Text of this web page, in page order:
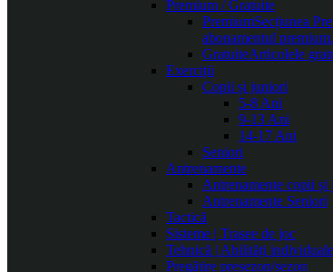
Premium / Gratuite
PremiumSecțiunea
abonamentul premium.
GratuiteArticolele
Exerciții
Copii și juniori
5-8 Ani
9-13 Ani
14-17 Ani
Seniori
Antrenamente
Antrenamente copii și
Antrenamente Seniori
Tactică
Sisteme | Trasee de joc
Tehnică | Abilități individuale
Pregătire presezon/sezon